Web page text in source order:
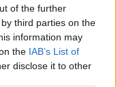
of the further
third parties on the
information may
the IAB’s List of
disclose it to other